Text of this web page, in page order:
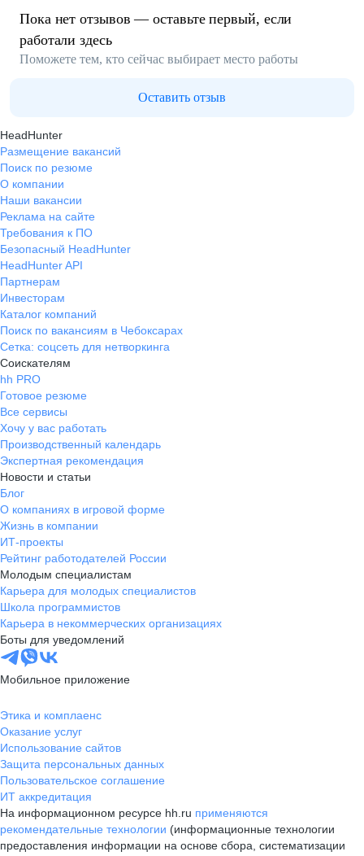
Пока нет отзывов — оставьте первый, если
работали здесь
Поможете тем, кто сейчас выбирает место работы
Оставить отзыв
HeadHunter
Размещение вакансий
Поиск по резюме
О компании
Наши вакансии
Реклама на сайте
Требования к ПО
Безопасный HeadHunter
HeadHunter API
Партнерам
Инвесторам
Каталог компаний
Поиск по вакансиям в Чебоксарах
Сетка: соцсеть для нетворкинга
Соискателям
hh PRO
Готовое резюме
Все сервисы
Хочу у вас работать
Производственный календарь
Экспертная рекомендация
Новости и статьи
Блог
О компаниях в игровой форме
Жизнь в компании
ИТ-проекты
Рейтинг работодателей России
Молодым специалистам
Карьера для молодых специалистов
Школа программистов
Карьера в некоммерческих организациях
Боты для уведомлений
Мобильное приложение
Этика и комплаенс
Оказание услуг
Использование сайтов
Защита персональных данных
Пользовательское соглашение
ИТ аккредитация
На информационном ресурсе hh.ru применяются
рекомендательные технологии (информационные технологии
предоставления информации на основе сбора, систематизации